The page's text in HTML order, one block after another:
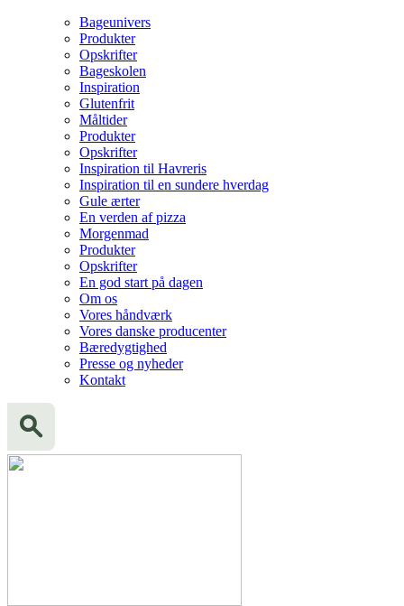
Bageunivers
Produkter
Opskrifter
Bageskolen
Inspiration
Glutenfrit
Måltider
Produkter
Opskrifter
Inspiration til Havreris
Inspiration til en sundere hverdag
Gule ærter
En verden af pizza
Morgenmad
Produkter
Opskrifter
En god start på dagen
Om os
Vores håndværk
Vores danske producenter
Bæredygtighed
Presse og nyheder
Kontakt